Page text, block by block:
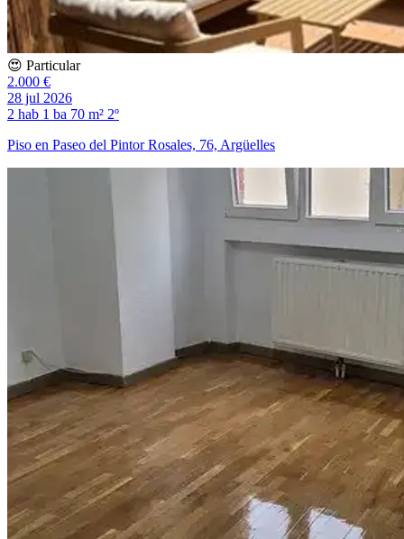
😍 Particular
2.000 €
28 jul 2026
2 hab 1 ba 70 m² 2º
Piso en Paseo del Pintor Rosales, 76, Argüelles